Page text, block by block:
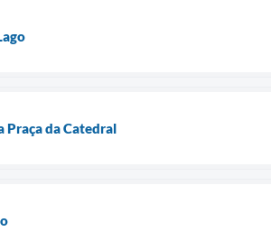
Praça da Catedral